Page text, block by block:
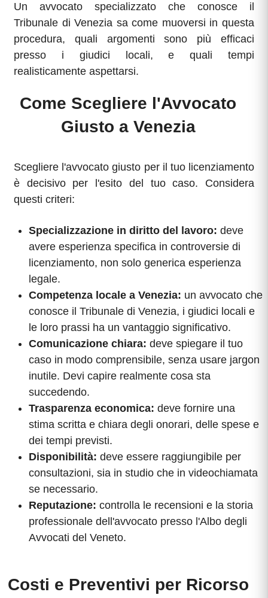
Un avvocato specializzato che conosce il
Tribunale di Venezia sa come muoversi in questa
procedura, quali argomenti sono più efficaci
presso i giudici locali, e quali tempi
realisticamente aspettarsi.
Come Scegliere l'Avvocato
Giusto a Venezia
Scegliere l'avvocato giusto per il tuo licenziamento
è decisivo per l'esito del tuo caso. Considera
questi criteri:
Specializzazione in diritto del lavoro: deve
avere esperienza specifica in controversie di
licenziamento, non solo generica esperienza
legale.
Competenza locale a Venezia: un avvocato che
conosce il Tribunale di Venezia, i giudici locali e
le loro prassi ha un vantaggio significativo.
Comunicazione chiara: deve spiegare il tuo
caso in modo comprensibile, senza usare jargon
inutile. Devi capire realmente cosa sta
succedendo.
Trasparenza economica: deve fornire una
stima scritta e chiara degli onorari, delle spese e
dei tempi previsti.
Disponibilità: deve essere raggiungibile per
consultazioni, sia in studio che in videochiamata
se necessario.
Reputazione: controlla le recensioni e la storia
professionale dell'avvocato presso l'Albo degli
Avvocati del Veneto.
Costi e Preventivi per Ricorso